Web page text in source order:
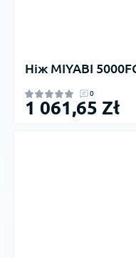
Ніж MIYABI
0
1 061,65 Zł